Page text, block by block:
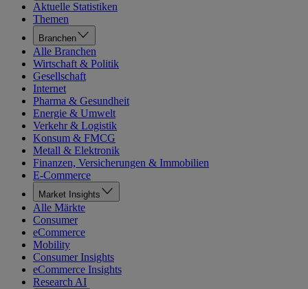
Aktuelle Statistiken
Themen
Branchen
Alle Branchen
Wirtschaft & Politik
Gesellschaft
Internet
Pharma & Gesundheit
Energie & Umwelt
Verkehr & Logistik
Konsum & FMCG
Metall & Elektronik
Finanzen, Versicherungen & Immobilien
E-Commerce
Market Insights
Alle Märkte
Consumer
eCommerce
Mobility
Consumer Insights
eCommerce Insights
Research AI